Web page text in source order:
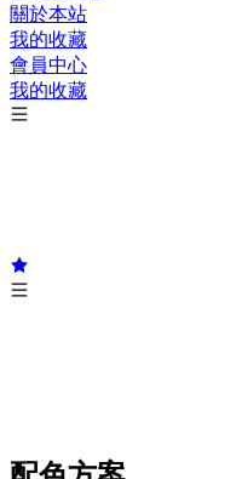
關於本站
我的收藏
會員中心
我的收藏